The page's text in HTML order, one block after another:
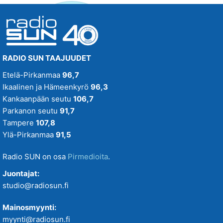
RADIO SUN TAAJUUDET
Etelä-Pirkanmaa 96,7
Ikaalinen ja Hämeenkyrö 96,3
Kankaanpään seutu 106,7
Parkanon seutu 91,7
Tampere 107,8
Ylä-Pirkanmaa 91,5
Radio SUN on osa Pirmedioita.
Juontajat:
studio@radiosun.fi
Mainosmyynti:
myynti@radiosun.fi